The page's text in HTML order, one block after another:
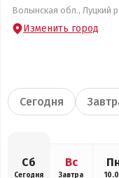
Волынская обл., Луцкий
Изменить город
Сегодня
Сб
Сегодня
Вс
Завтра